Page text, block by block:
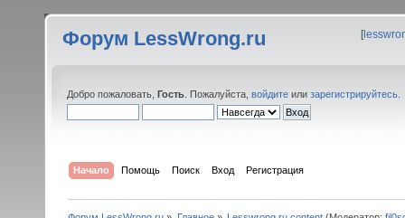
Форум LessWrong.ru [
Добро пожаловать, Гость . Пожалуйста, войдите или зарегистрируйтесь
Начало Помощь Поиск Вход Регистрация